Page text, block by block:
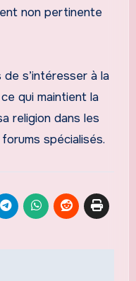
non pertinente
s’intéresser à la
qui maintient la
religion dans les
spécialisés.